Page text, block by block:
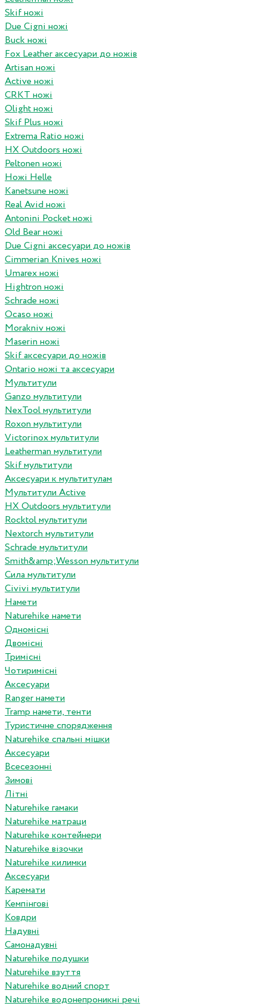
Skif ножі
Due Cigni ножі
Buck ножі
Fox Leather аксесуари до ножів
Artisan ножі
Active ножі
CRKT ножі
Olight ножі
Skif Plus ножі
Extrema Ratio ножі
HX Outdoors ножі
Peltonen ножі
Ножі Helle
Kanetsune ножі
Real Avid ножі
Antonini Pocket ножі
Old Bear ножі
Due Cigni аксесуари до ножів
Cimmerian Knives ножі
Umarex ножі
Hightron ножі
Schrade ножі
Ocaso ножі
Morakniv ножі
Maserin ножі
Skif аксесуари до ножів
Ontario ножі та аксесуари
Мультитули
Ganzo мультитули
NexTool мультитули
Roxon мультитули
Victorinox мультитули
Leatherman мультитули
Skif мультитули
Аксесуари к мультитулам
Мультитули Active
HX Outdoors мультитули
Rocktol мультитули
Nextorch мультитули
Schrade мультитули
Smith&amp;Wesson мультитули
Сила мультитули
Civivi мультитули
Намети
Naturehike намети
Одномісні
Двомісні
Тримісні
Чотиримісні
Аксесуари
Ranger намети
Tramp намети, тенти
Туристичне спорядження
Naturehike спальні мішки
Аксесуари
Всесезонні
Зимові
Літні
Naturehike гамаки
Naturehike матраци
Naturehike контейнери
Naturehike візочки
Naturehike килимки
Аксесуари
Каремати
Кемпінгові
Ковдри
Надувні
Самонадувні
Naturehike подушки
Naturehike взуття
Naturehike водний спорт
Naturehike водонепроникні речі